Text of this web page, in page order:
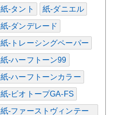
紙-タント 紙-ダニエル
紙-ダンデレード
紙-トレーシングペーパー
紙-ハーフトーン99
紙-ハーフトーンカラー
紙-ビオトープGA-FS
紙-ファーストヴィンテー